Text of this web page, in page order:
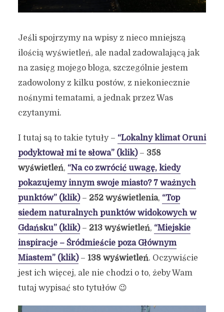
Jeśli spojrzymy na wpisy z nieco mniejszą
ilością wyświetleń, ale nadal zadowalającą jak
na zasięg mojego bloga, szczególnie jestem
zadowolony z kilku postów, z niekoniecznie
nośnymi tematami, a jednak przez Was
czytanymi.
I tutaj są to takie tytuły – “Lokalny klimat Oruni
podyktował mi te słowa” (klik)– 358
wyświetleń, “Na co zwrócić uwagę, kiedy
pokazujemy innym swoje miasto? 7 ważnych
punktów” (klik)– 252 wyświetlenia, “Top
siedem naturalnych punktów widokowych w
Gdańsku” (klik)– 213 wyświetleń, “Miejskie
inspiracje – Śródmieście poza Głównym
Miastem” (klik)– 138 wyświetleń. Oczywiście
jest ich więcej, ale nie chodzi o to, żeby Wam
tutaj wypisać sto tytułów 😉